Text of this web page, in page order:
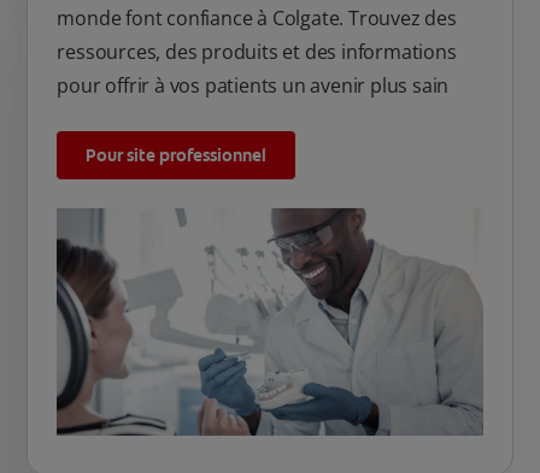
monde font confiance à Colgate. Trouvez des
ressources, des produits et des informations
pour offrir à vos patients un avenir plus sain
Pour site professionnel